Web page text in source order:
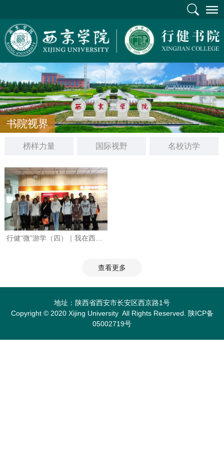
书院视界
榜样力量 国际视野 名校访学
​ 行健“微”游学（四）｜我在西安电子…
查看更多
地址：陕西省西安市长安区西京路1号
Copyright © 2020 Xijing University All Rights Reserved. 陕ICP备
05002719号